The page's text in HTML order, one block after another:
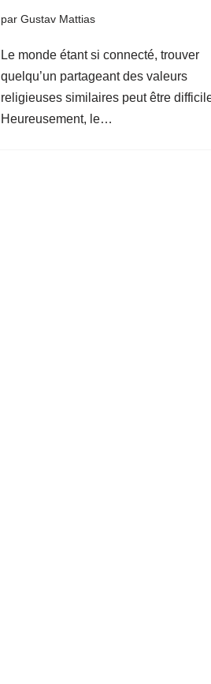
par Gustav Mattias
Le monde étant si connecté, trouver
quelqu’un partageant des valeurs
religieuses similaires peut être
Heureusement, le…